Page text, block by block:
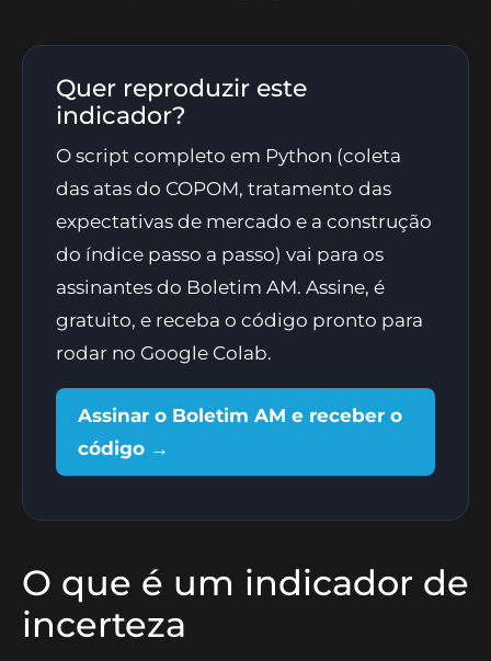
Quer reproduzir este
indicador?
O script completo em Python (coleta
das atas do COPOM, tratamento das
expectativas de mercado e a construção
do índice passo a passo) vai para os
assinantes do Boletim AM. Assine, é
gratuito, e receba o código pronto para
rodar no Google Colab.
Assinar o Boletim AM e receber o
código →
O que é um indicador de
incerteza